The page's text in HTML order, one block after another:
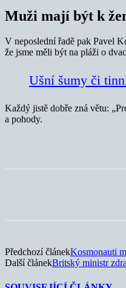
Muži mají být k
V neposlední řadě pak Pavel
že jsme měli být na pláži o
Ušní šumy či
Každý jistě dobře zná větu:
a pohody.
Předchozí článekKosmonauti
Další článekBritský ministr